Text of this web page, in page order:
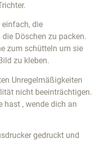
die
Döschen zu packen.
zum schütteln um sie
zu kleben.
Unregelmäßigkeiten
nicht beeinträchtigen.
hast , wende dich an
gedruckt und